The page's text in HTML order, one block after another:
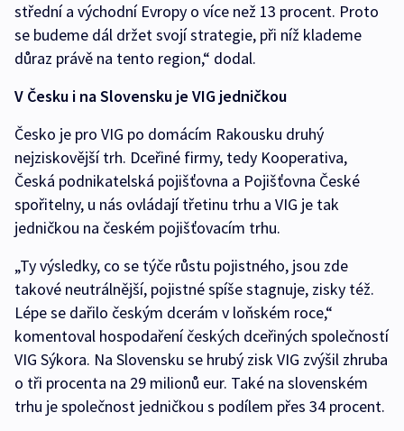
střední a východní Evropy o více než 13 procent. Proto
se budeme dál držet svojí strategie, při níž klademe
důraz právě na tento region,“ dodal.
V Česku i na Slovensku je VIG jedničkou
Česko je pro VIG po domácím Rakousku druhý
nejziskovější trh. Dceřiné firmy, tedy Kooperativa,
Česká podnikatelská pojišťovna a Pojišťovna České
spořitelny, u nás ovládají třetinu trhu a VIG je tak
jedničkou na českém pojišťovacím trhu.
„Ty výsledky, co se týče růstu pojistného, jsou zde
takové neutrálnější, pojistné spíše stagnuje, zisky též.
Lépe se dařilo českým dcerám v loňském roce,“
komentoval hospodaření českých dceřiných společností
VIG Sýkora. Na Slovensku se hrubý zisk VIG zvýšil zhruba
o tři procenta na 29 milionů eur. Také na slovenském
trhu je společnost jedničkou s podílem přes 34 procent.